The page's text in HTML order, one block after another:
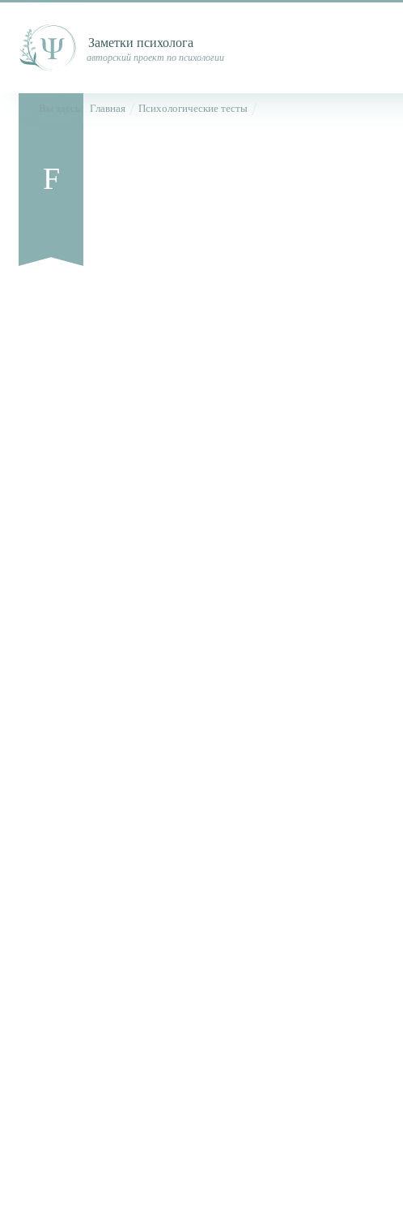
Главная Психологические тесты
Заметки психолога
авторский проект по психологии